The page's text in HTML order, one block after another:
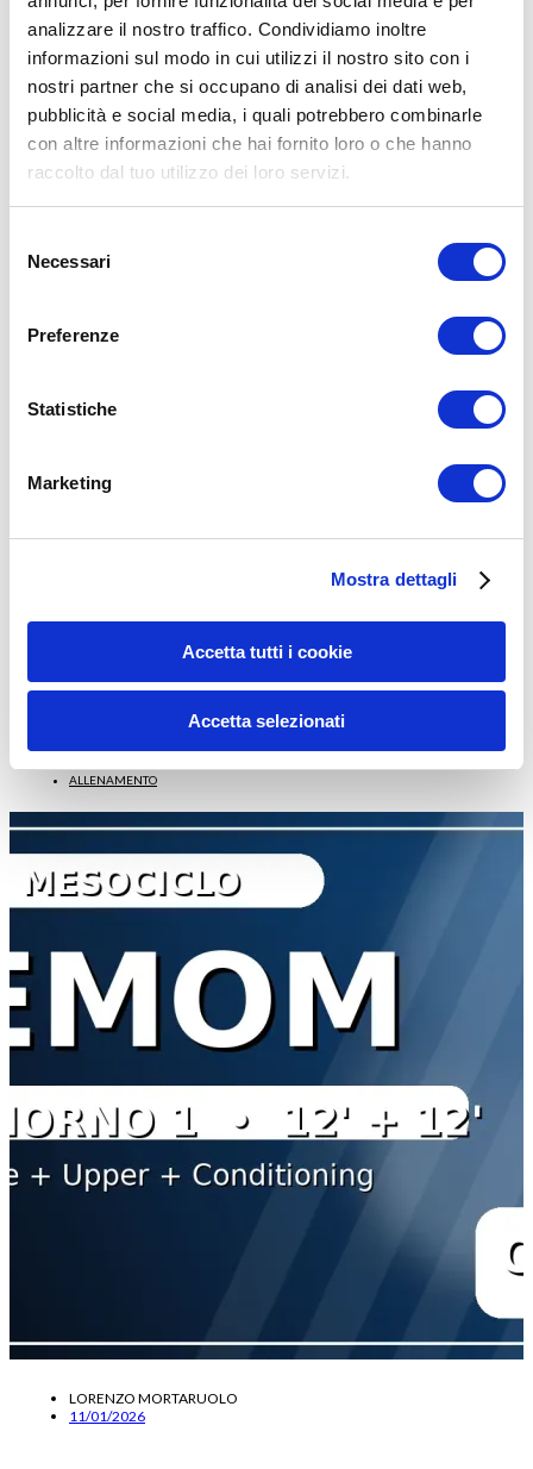
analizzare il nostro traffico. Condividiamo inoltre
informazioni sul modo in cui utilizzi il nostro sito con i
nostri partner che si occupano di analisi dei dati web,
pubblicità e social media, i quali potrebbero combinarle
con altre informazioni che hai fornito loro o che hanno
raccolto dal tuo utilizzo dei loro servizi.
delNecessari
Preferenze
Statistiche
Marketing
Mostra dettagli
Accetta tutti i cookie
Accetta selezionati
11/02/2026
core, fiato e tono (con video su YouTube)
Se hai poco tempo ma vuoi un allenamento intenso, misurabile e
“senza scuse”, l’EMOM è una delle scelte più furbe:…
ALLENAMENTO
LORENZO MORTARUOLO
11/01/2026